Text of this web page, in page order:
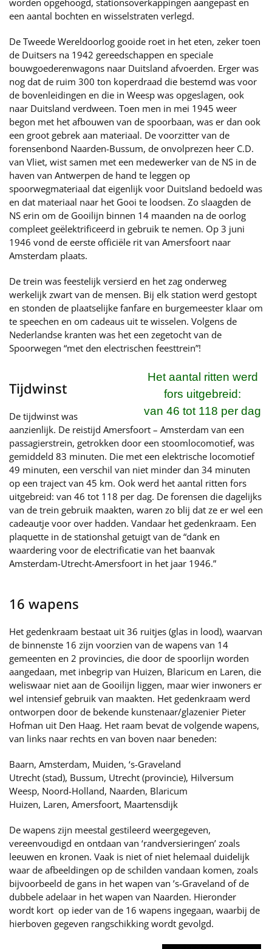
worden opgehoogd, stationsoverkappingen aangepast en
een aantal bochten en wisselstraten verlegd.
De Tweede Wereldoorlog gooide roet in het eten, zeker toen
de Duitsers na 1942 gereedschappen en speciale
bouwgoederenwagons naar Duitsland afvoerden. Erger was
nog dat de ruim 300 ton koperdraad die bestemd was voor
de bovenleidingen en die in Weesp was opgeslagen, ook
naar Duitsland verdween. Toen men in mei 1945 weer
begon met het afbouwen van de spoorbaan, was er dan ook
een groot gebrek aan materiaal. De voorzitter van de
forensenbond Naarden-Bussum, de onvolprezen heer C.D.
van Vliet, wist samen met een medewerker van de NS in de
haven van Antwerpen de hand te leggen op
spoorwegmateriaal dat eigenlijk voor Duitsland bedoeld was
en dat materiaal naar het Gooi te loodsen. Zo slaagden de
NS erin om de Gooilijn binnen 14 maanden na de oorlog
compleet geëlektrificeerd in gebruik te nemen. Op 3 juni
1946 vond de eerste officiële rit van Amersfoort naar
Amsterdam plaats.
De trein was feestelijk versierd en het zag onderweg
werkelijk zwart van de mensen. Bij elk station werd gestopt
en stonden de plaatselijke fanfare en burgemeester klaar om
te speechen en om cadeaus uit te wisselen. Volgens de
Nederlandse kranten was het een zegetocht van de
Spoorwegen “met den electrischen feesttrein”!
Het aantal ritten werd
fors uitgebreid:
van 46 tot 118 per dag
Tijdwinst
De tijdwinst was
aanzienlijk. De reistijd Amersfoort – Amsterdam van een
passagierstrein, getrokken door een stoomlocomotief, was
gemiddeld 83 minuten. Die met een elektrische locomotief
49 minuten, een verschil van niet minder dan 34 minuten
op een traject van 45 km. Ook werd het aantal ritten fors
uitgebreid: van 46 tot 118 per dag. De forensen die dagelijks
van de trein gebruik maakten, waren zo blij dat ze er wel een
cadeautje voor over hadden. Vandaar het gedenkraam. Een
plaquette in de stationshal getuigt van de “dank en
waardering voor de electrificatie van het baanvak
Amsterdam-Utrecht-Amersfoort in het jaar 1946.”
16 wapens
Het gedenkraam bestaat uit 36 ruitjes (glas in lood), waarvan
de binnenste 16 zijn voorzien van de wapens van 14
gemeenten en 2 provincies, die door de spoorlijn worden
aangedaan, met inbegrip van Huizen, Blaricum en Laren, die
weliswaar niet aan de Gooilijn liggen, maar wier inwoners er
wel intensief gebruik van maakten. Het gedenkraam werd
ontworpen door de bekende kunstenaar/glazenier Pieter
Hofman uit Den Haag. Het raam bevat de volgende wapens,
van links naar rechts en van boven naar beneden:
Baarn, Amsterdam, Muiden, ‘s-Graveland
Utrecht (stad), Bussum, Utrecht (provincie), Hilversum
Weesp, Noord-Holland, Naarden, Blaricum
Huizen, Laren, Amersfoort, Maartensdijk
De wapens zijn meestal gestileerd weergegeven,
vereenvoudigd en ontdaan van ‘randversieringen’ zoals
leeuwen en kronen. Vaak is niet of niet helemaal duidelijk
waar de afbeeldingen op de schilden vandaan komen, zoals
bijvoorbeeld de gans in het wapen van ’s-Graveland of de
dubbele adelaar in het wapen van Naarden. Hieronder
wordt kort op ieder van de 16 wapens ingegaan, waarbij de
hierboven gegeven rangschikking wordt gevolgd.